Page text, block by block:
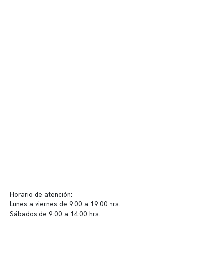
Horario de atención:
Lunes a viernes de 9:00 a 19:00 hrs.
Sábados de 9:00 a 14:00 hrs.